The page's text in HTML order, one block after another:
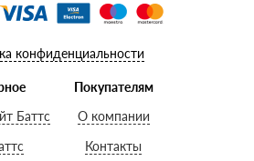
конфиденциальности
Баттс
Покупателям
О компании
Контакты